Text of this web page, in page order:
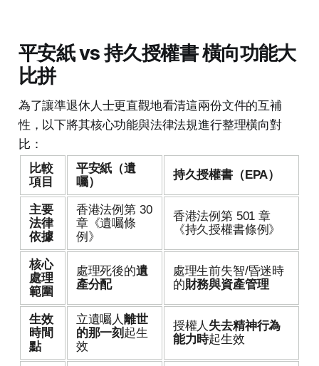
平安紙 vs 持久授權書 橫向功能大
比拼
為了讓準退休人士更直觀地看清這兩份文件的互補
性，以下將其核心功能與法律法規進行整理橫向對
比：
比較
項目
平安紙（遺
囑）
持久授權書（EPA）
主要
法律
依據
香港法例第 30
章《遺囑條
例》
香港法例第 501 章
《持久授權書條例》
核心
處理
範圍
處理死後的遺
產分配
處理生前失智/昏迷時
的財務與資產管理
生效
時間
點
立遺囑人離世
的那一刻 起生
效
授權人 失去精神行為
能力時起生效